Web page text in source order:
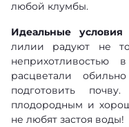
любой клумбы.
Идеальные
лилии радуют не
неприхотливостью
расцветали
подготовить
плодородным и
не любят застоя воды!